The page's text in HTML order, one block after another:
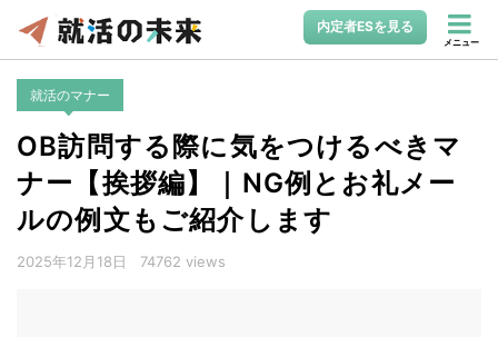
内定者ESを見る
メニュー
就活のマナー
OB訪問する際に気をつけるべきマ
ナー【挨拶編】｜NG例とお礼メー
ルの例文もご紹介します
2025年12月18日 74762 views